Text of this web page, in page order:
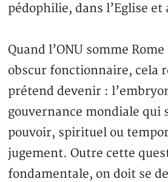
pédophilie, dans l’Eglise et
Quand l’ONU somme
obscur fonctionnaire, cela
prétend devenir :
gouvernance mondiale qui
pouvoir, spirituel ou
jugement. Outre cette
fondamentale, on doit se